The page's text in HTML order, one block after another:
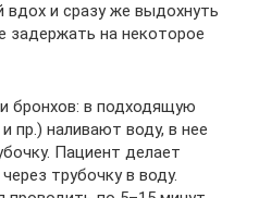
вдох и сразу же выдохнуть
задержать на некоторое
бронхов: в подходящую
пр.) наливают воду, в нее
Пациент делает
трубочку в воду.